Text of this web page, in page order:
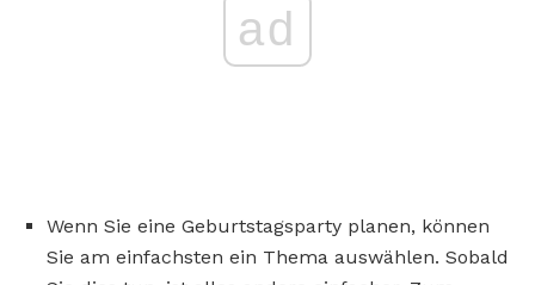
ad
Wenn Sie eine Geburtstagsparty planen, können
Sie am einfachsten ein Thema auswählen. Sobald